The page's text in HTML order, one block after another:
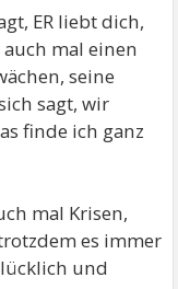
ER liebt dich,
mal einen
seine
sagt, wir
finde ich ganz
mal Krisen,
es immer
und